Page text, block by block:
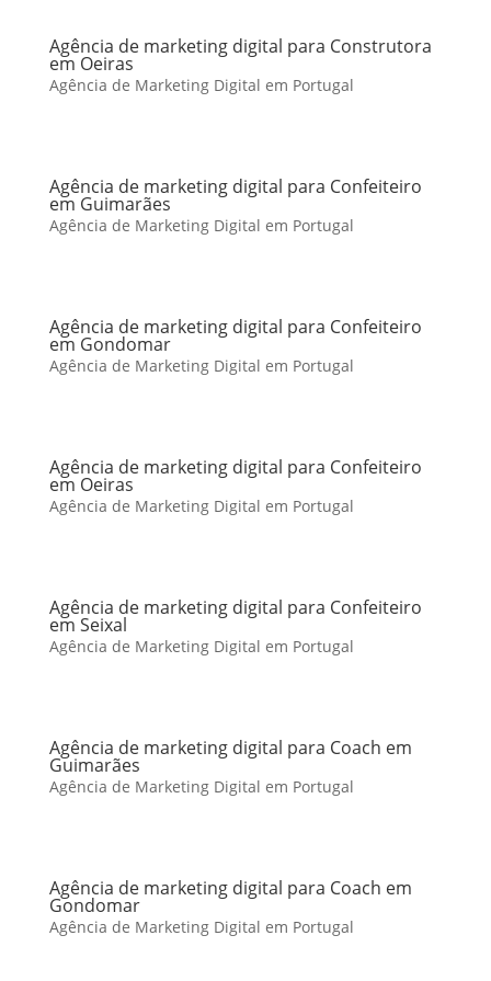
Agência de marketing digital para Construtora
em Oeiras
Agência de Marketing Digital em Portugal
Agência de marketing digital para Confeiteiro
em Guimarães
Agência de Marketing Digital em Portugal
Agência de marketing digital para Confeiteiro
em Gondomar
Agência de Marketing Digital em Portugal
Agência de marketing digital para Confeiteiro
em Oeiras
Agência de Marketing Digital em Portugal
Agência de marketing digital para Confeiteiro
em Seixal
Agência de Marketing Digital em Portugal
Agência de marketing digital para Coach em
Guimarães
Agência de Marketing Digital em Portugal
Agência de marketing digital para Coach em
Gondomar
Agência de Marketing Digital em Portugal